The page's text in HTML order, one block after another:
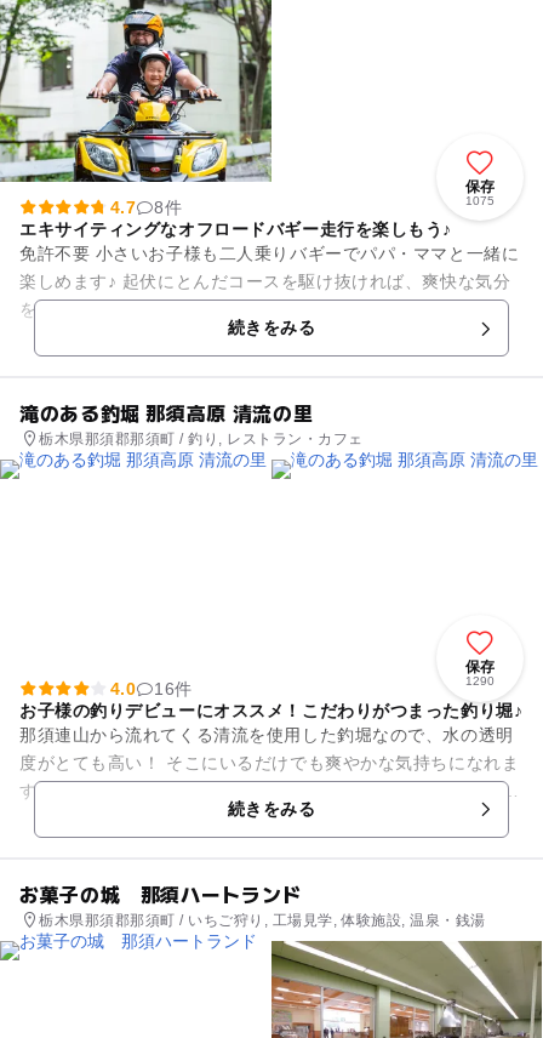
保存
1075
4.7
8件
エキサイティングなオフロードバギー走行を楽しもう♪
免許不要 小さいお子様も二人乗りバギーでパパ・ママと一緒に
楽しめます♪ 起伏にとんだコースを駆け抜ければ、爽快な気分
を味わえます！ 本格的なオフロードを走行できます☆ 小川や
続きをみる
滝のある釣堀 那須高原 清流の里
栃木県那須郡那須町 / 釣り, レストラン・カフェ
保存
1290
4.0
16件
お子様の釣りデビューにオススメ！こだわりがつまった釣り堀♪
那須連山から流れてくる清流を使用した釣堀なので、水の透明
度がとても高い！ そこにいるだけでも爽やかな気持ちになれま
す。 水があまりに透き通っているから、泳ぐ魚とにらめっこが
続きをみる
お菓子の城 那須ハートランド
栃木県那須郡那須町 / いちご狩り, 工場見学, 体験施設, 温泉・銭湯